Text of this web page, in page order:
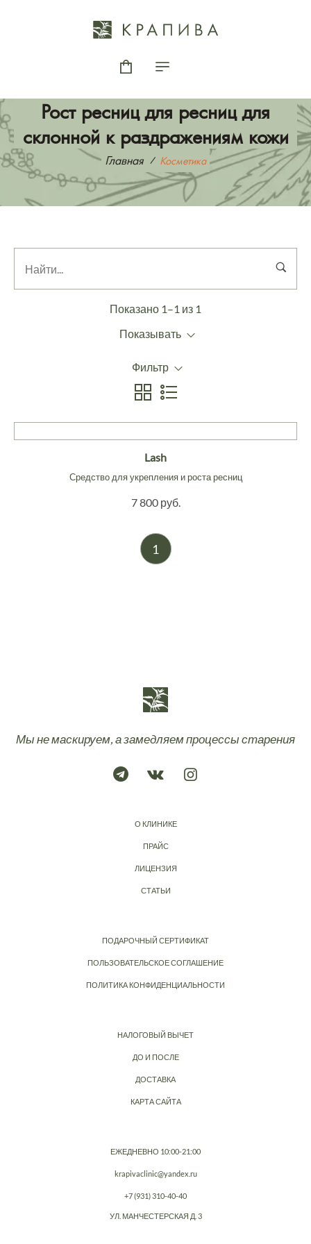
Рост ресниц для ресниц для
склонной к раздражениям кожи
Главная Косметика
Показано 1–1 из 1
Показывать
Фильтр
Lash
Средство для укрепления и роста ресниц
7 800 руб.
1
Мы не маскируем, а замедляем процессы старения
О КЛИНИКЕ
ПРАЙС
ЛИЦЕНЗИЯ
СТАТЬИ
ПОДАРОЧНЫЙ СЕРТИФИКАТ
ПОЛЬЗОВАТЕЛЬСКОЕ СОГЛАШЕНИЕ
ПОЛИТИКА КОНФИДЕНЦИАЛЬНОСТИ
НАЛОГОВЫЙ ВЫЧЕТ
ДО И ПОСЛЕ
ДОСТАВКА
КАРТА САЙТА
ЕЖЕДНЕВНО 10:00-21:00
krapivaclinic@yandex.ru
+7 (931) 310-40-40
УЛ. МАНЧЕСТЕРСКАЯ Д. 3